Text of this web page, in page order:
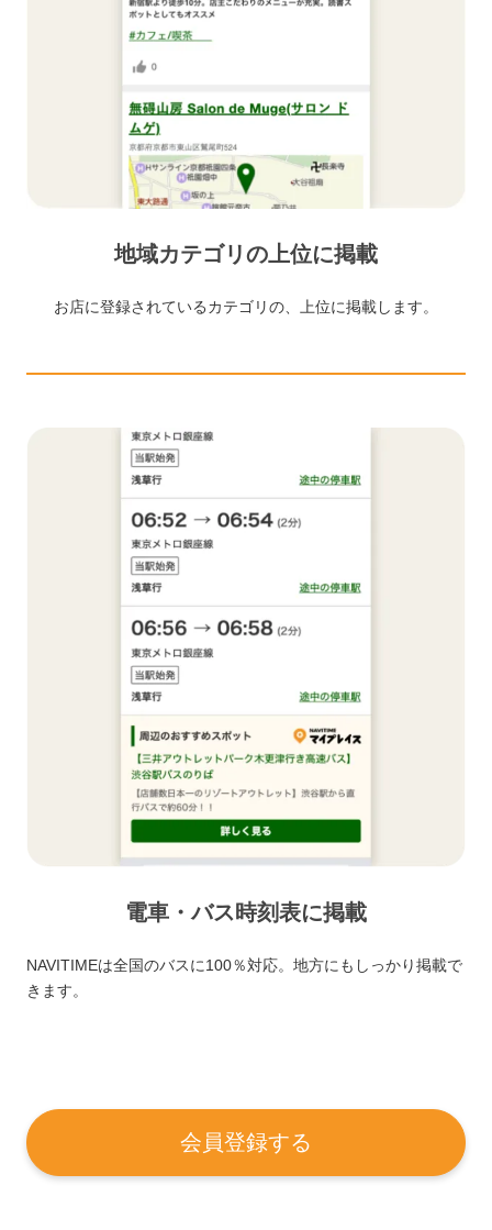
地域カテゴリの上位に掲載
お店に登録されているカテゴリの、上位に掲載します。
電車・バス時刻表に掲載
NAVITIMEは全国のバスに100％対応。地方にもしっかり掲載で
きます。
会員登録する